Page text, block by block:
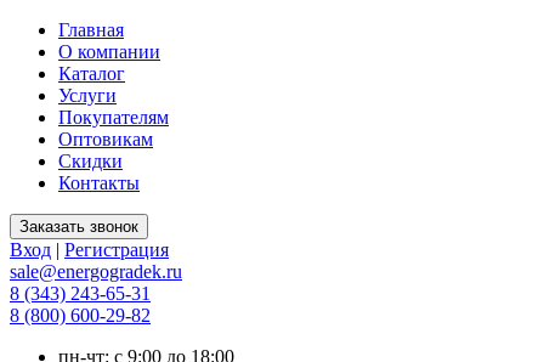
Главная
О компании
Каталог
Услуги
Покупателям
Оптовикам
Скидки
Контакты
Вход | Регистрация
sale@energogradek.ru
8 (343) 243-65-31
8 (800) 600-29-82
пн-чт: с 9:00 до 18:00